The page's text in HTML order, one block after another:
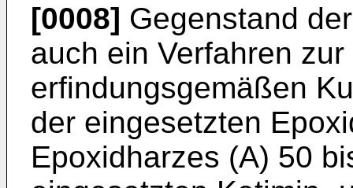
[0008] Gegenstand
auch ein Verfahren
erfindungsgemäßen
der eingesetzten
Epoxidharzes (A) 50